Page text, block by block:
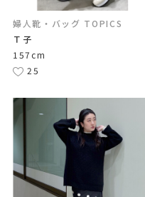
婦人靴・バッグ TOPICS
Ｔ子
157cm
25